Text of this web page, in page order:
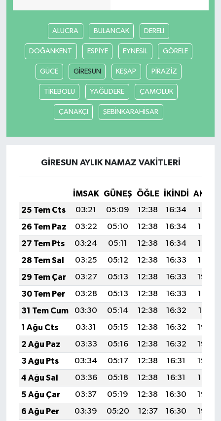
ALUCRA BULANCAK DERELİ
DOĞANKENT ESPİYE EYNESİL GÖRELE
GÜCE GİRESUN KEŞAP PİRAZİZ
TİREBOLU YAĞLIDERE ÇAMOLUK
ÇANAKÇI ŞEBİNKARAHİSAR
GİRESUN AYLIK NAMAZ VAKITLERI
İMSAK GÜNEŞ ÖĞLE İKINDI
25 Tem Cts
03:21 05:09 12:38 16:34
19:57
26 Tem Paz
03:22 05:10 12:38 16:34
19:56
27 Tem Pts
03:24 05:11 12:38 16:34
19:55
28 Tem Sal
03:25 05:12 12:38 16:33
19:55
29 Tem Çar
03:27 05:13 12:38 16:33
19:54
30 Tem Per
03:28 05:13 12:38 16:33
19:53
31 Tem Cum
03:30 05:14 12:38 16:32
19:51
1 Ağu Cts
03:31 05:15 12:38 16:32
19:50
2 Ağu Paz
03:33 05:16 12:38 16:32
19:49
3 Ağu Pts
03:34 05:17 12:38 16:31
19:48
4 Ağu Sal
03:36 05:18 12:38 16:31
19:47
5 Ağu Çar
03:37 05:19 12:38 16:30
19:46
6 Ağu Per
03:39 05:20 12:37 16:30
19:45
Teknoloji
Televizyon
Turizm
Yaşam